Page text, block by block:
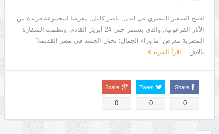
افتتح السفير المصري في لندن, ناصر كامل, معرضا لمجموعة فريدة من
الآثار الفرعونية, والذي يستمر حتى 24 أبريل القادم. ونظمت السفارة
المصرية معرض “ما وراء الجمال: تحول الجسد في مصر القديمة”
بالاش... اقرأ المزيد
Share
0
Tweet
0
Share
0